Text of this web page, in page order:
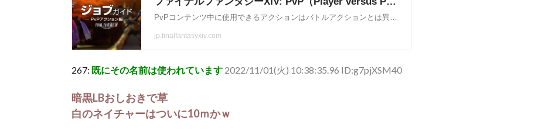
267: 既にその名前は使われています 2022/11/01(火) 10:38:35.96 ID:g7pjXSM40
暗黒LBおしおきで草
白のネイチャーはついに10ｍかｗ